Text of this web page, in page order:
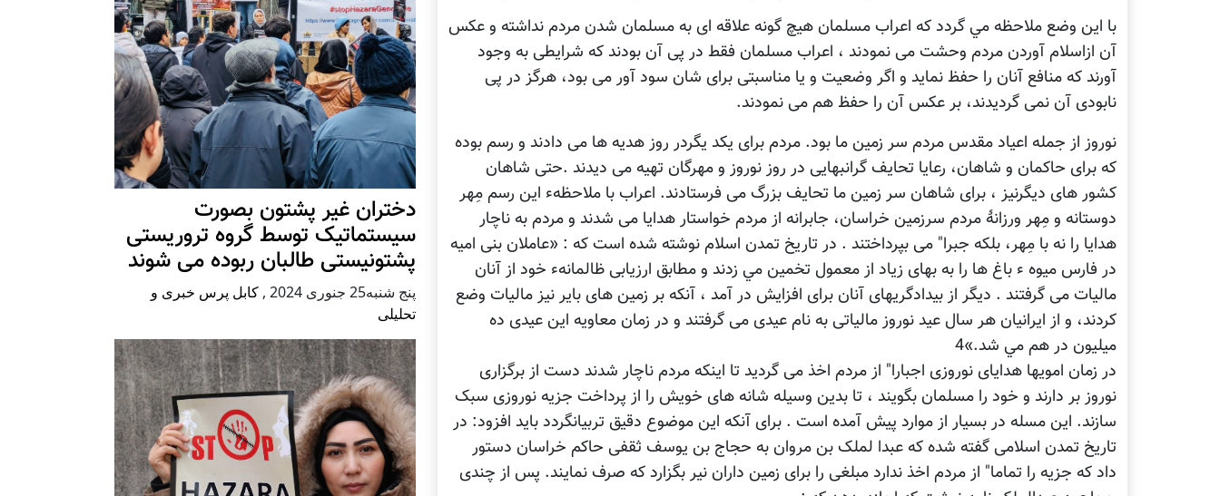
با این وضع ملاحظه مي گردد که اعراب مسلمان هیچ گونه علاقه ای به مسلمان شدن مردم نداشته و عکس
آن ازاسلام آوردن مردم وحشت می نمودند ، اعراب مسلمان فقط در پی آن بودند که شرايطی به وجود
آورند که منافع آنان را حفظ نماید و اگر وضعيت و يا مناسبتی برای شان سود آور می بود، هرگز در پی
نابودی آن نمی گرديدند، بر عکس آن را حفظ هم می نمودند.
نوروز از جمله اعياد مقدس مردم سر زمين ما بود. مردم برای يکد يگردر روز هديه ها می دادند و رسم بوده
که برای حاکمان و شاهان، رعایا تحایف گرانبهایی در روز نوروز و مهرگان تهيه می دیدند .حتی شاهان
کشور های ديگرنیز ، برای شاهان سر زمین ما تحایف بزرگ می فرستادند. اعراب با ملاحظهء اين رسم مِهر
دوستانه و مِهر ورزانۀ مردم سرزمین خراسان، جابرانه از مردم خواستار هدايا می شدند و مردم به ناچار
هدايا را نه با مِهر، بلکه جبرا" می بپرداختند . در تاریخ تمدن اسلام نوشته شده است که : «عاملان بنی اميه
در فارس ميوه ء باغ ها را به بهای زياد از معمول تخمین مي زدند و مطابق ارزيابی ظالمانهء خود از آنان
مالیات می گرفتند . ديگر از بيدادگريهای آنان برای افزايش در آمد ، آنکه بر زمین های باير نیز ماليات وضع
کردند، و از ایرانيان هر سال عيد نوروز مالياتی به نام عيدی می گرفتند و در زمان معاويه این عيدی ده
ميليون در هم مي شد.»4
در زمان امویها هدايای نوروزی اجبارا" از مردم اخذ می گرديد تا اینکه مردم ناچار شدند دست از برگزاری
نوروز بر دارند و خود را مسلمان بگویند ، تا بدين وسیله شانه های خويش را از پرداخت جزيه نوروزی سبک
سازند. اين مسله در بسيار از موارد پيش آمده است . برای آنکه اين موضوع دقیق تربیانگردد باید افزود: در
تاريخ تمدن اسلامی گفته شده که عبدا لملک بن مروان به حجاج بن يوسف ثقفی حاکم خراسان دستور
داد که جزيه را تماما" از مردم اخذ ندارد مبلغی را برای زمين داران نير بگزارد که صرف نمايند. پس از چندی
دختران غیر پشتون بصورت
سیستماتیک توسط گروه تروریستی
پشتونیستی طالبان ربوده می شوند
پنج شنبه25 جنوری 2024 , کابل پرس خبری و
تحلیلی